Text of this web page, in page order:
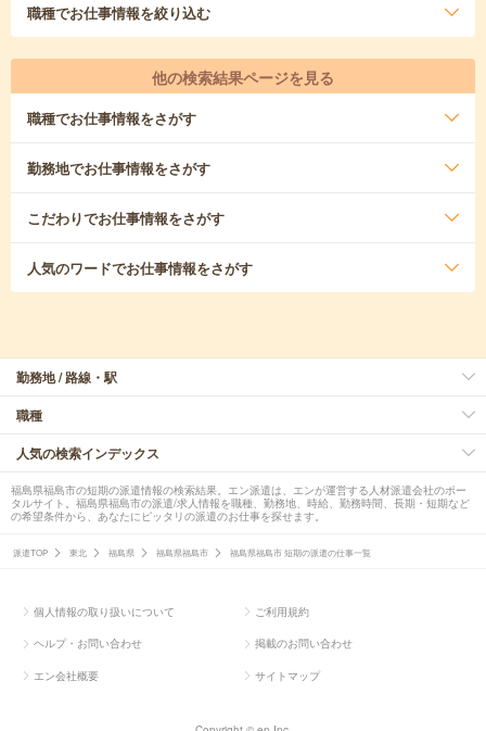
職種でお仕事情報を絞り込む
他の検索結果ページを見る
職種でお仕事情報をさがす
勤務地でお仕事情報をさがす
こだわりでお仕事情報をさがす
人気のワードでお仕事情報をさがす
勤務地 / 路線・駅
職種
人気の検索インデックス
福島県福島市の短期の派遣情報の検索結果。エン派遣は、エンが運営する人材派遣会社のポー
タルサイト。福島県福島市の派遣/求人情報を職種、勤務地、時給、勤務時間、長期・短期など
の希望条件から、あなたにピッタリの派遣のお仕事を探せます。
派遣TOP 東北 福島県 福島県福島市 福島県福島市 短期の派遣の仕事一覧
個人情報の取り扱いについて ご利用規約
ヘルプ・お問い合わせ 掲載のお問い合わせ
エン会社概要 サイトマップ